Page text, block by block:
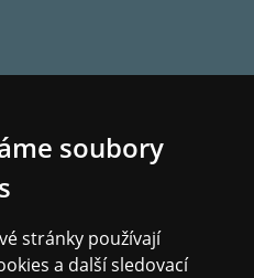
soubory
stránky používají
a další sledovací
přístup k televizní
data v soukromí.
ovládání v češtině.
do jediného bodu
přes Google Home,
ponořte se do filmového
plynulým přehráváním
informativního